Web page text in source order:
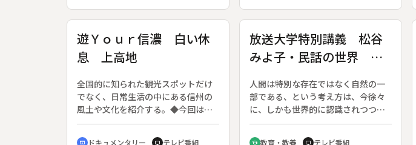
９）、幕府と朝廷の共存共栄を願っ
て藤原道家が描かせたものだが、作
者は不詳。やがて時代は鎌倉幕府の
武家社会に移る。◆北野天満宮社殿
【国宝】、北野天神縁起絵巻【国
宝】
笠」の名で全国に知られた。笠の骨
組みを作るのは男性の仕事、菅を縫
い付けて仕上げるのは女性の仕事
だ。◆ソウケづくりの工程、菅笠づ
くりの工程
遊Ｙｏｕｒ信濃 白い休
息 上高地
全国的に知られた観光スポットだけ
でなく、日常生活の中にある信州の
風土や文化を紹介する。◆今回は観
光シーズンオフの、眠ったように静
かな上高地を紹介する。
cinematic_blur ドキュメンタリー tv テレビ番組
放送大学特別講義 松谷
みよ子・民話の世界 松
人間は特別な存在ではなく自然の一
部である、という考え方は、今徐々
に、しかも世界的に認識されつつあ
る。環境汚染などで人間の未来さえ
危ぶまれている今、作家の松谷みよ
school 教育・教養 tv テレビ番組